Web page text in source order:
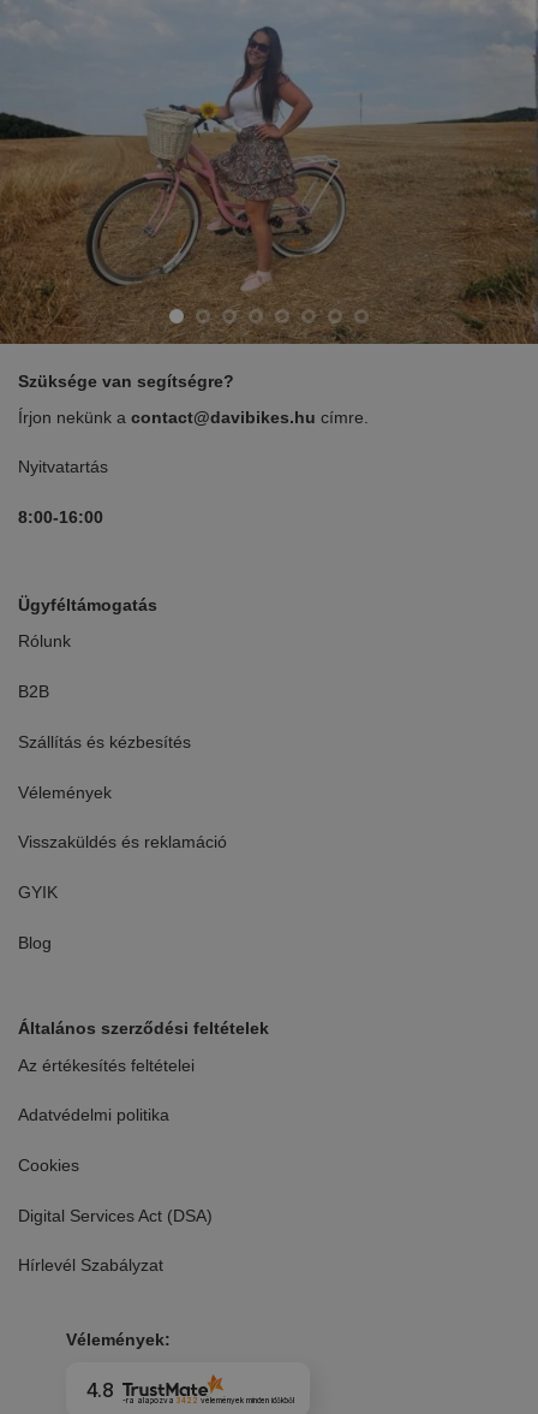
Szüksége van segítségre?
Írjon nekünk a contact@davibikes.hu címre.
Nyitvatartás
8:00-16:00
Ügyféltámogatás
Rólunk
B2B
Szállítás és kézbesítés
Vélemények
Visszaküldés és reklamáció
GYIK
Blog
Általános szerződési feltételek
Az értékesítés feltételei
Adatvédelmi politika
Cookies
Digital Services Act (DSA)
Hírlevél Szabályzat
Vélemények:
4.8 -ra alapozva 3422 véleményekminden időkből